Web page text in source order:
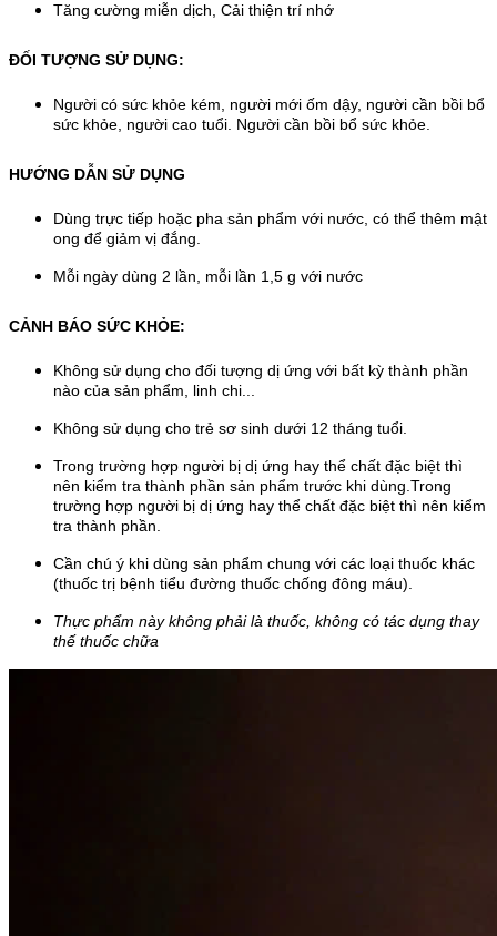
Tăng cường miễn dịch, Cải thiện trí nhớ
ĐỐI TƯỢNG SỬ DỤNG:
Người có sức khỏe kém, người mới ốm dậy, người cần bồi bổ
sức khỏe, người cao tuổi. Người cần bồi bổ sức khỏe.
HƯỚNG DẪN SỬ DỤNG
Dùng trực tiếp hoặc pha sản phẩm với nước, có thể thêm mật
ong để giảm vị đắng.
Mỗi ngày dùng 2 lần, mỗi lần 1,5 g với nước
CẢNH BÁO SỨC KHỎE:
Không sử dụng cho đối tượng dị ứng với bất kỳ thành phần
nào của sản phẩm, linh chi...
Không sử dụng cho trẻ sơ sinh dưới 12 tháng tuổi.
Trong trường hợp người bị dị ứng hay thể chất đặc biệt thì
nên kiểm tra thành phần sản phẩm trước khi dùng.Trong
trường hợp người bị dị ứng hay thể chất đặc biệt thì nên kiểm
tra thành phần.
Cần chú ý khi dùng sản phẩm chung với các loại thuốc khác
(thuốc trị bệnh tiểu đường thuốc chống đông máu).
Thực phẩm này không phải là thuốc, không có tác dụng thay
thế thuốc chữa